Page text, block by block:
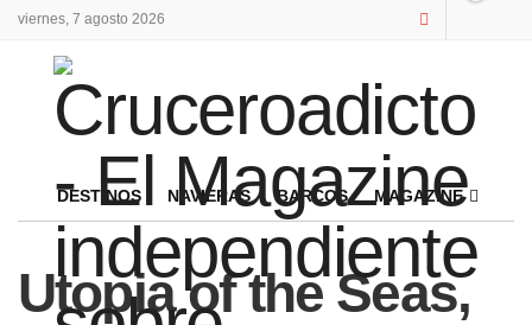
viernes, 7 agosto 2026
DESTINOS NAVIERAS BARCOS MAGAZINE
Utopia of the Seas,